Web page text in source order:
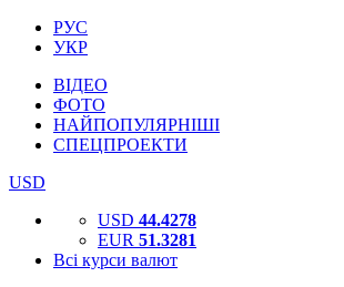
РУС
УКР
ВІДЕО
ФОТО
НАЙПОПУЛЯРНІШІ
СПЕЦПРОЕКТИ
USD
USD 44.4278
EUR 51.3281
Всі курси валют